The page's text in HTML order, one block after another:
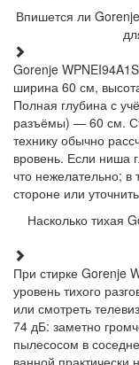
Впишется ли
Gorenje
ширина 60 см,
Полная глубина с
разъёмы) — 60 см.
технику обычно
вровень. Если ниша
что нежелательно;
стороне или
Насколько тихая
При стирке Gorenje
уровень тихого
или смотреть
74 дБ: заметно
пылесосом в